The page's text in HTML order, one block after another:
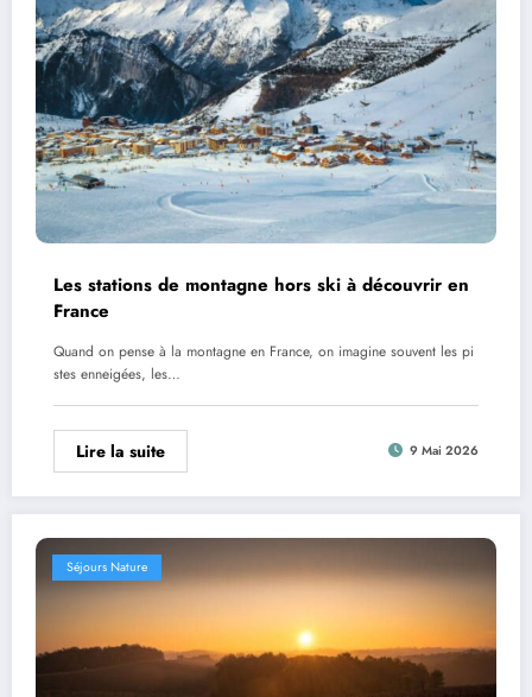
Les stations de montagne hors ski à découvrir en
France
Quand on pense à la montagne en France, on imagine souvent les pi
stes enneigées, les…
Lire la suite 9 Mai 2026
Séjours Nature